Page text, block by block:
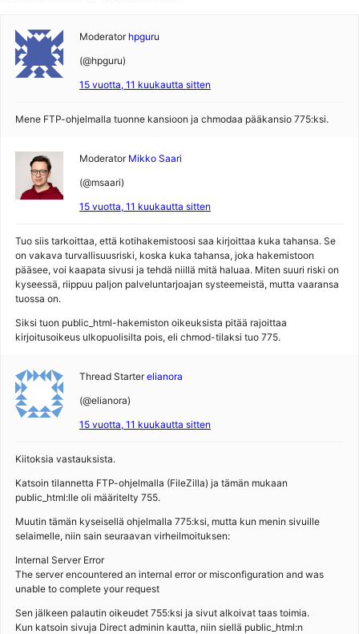
Moderator hpguru
(@hpguru)
15 vuotta, 11 kuukautta sitten
Mene FTP-ohjelmalla tuonne kansioon ja chmodaa pääkansio 775:ksi.
Moderator Mikko Saari
(@msaari)
15 vuotta, 11 kuukautta sitten
Tuo siis tarkoittaa, että kotihakemistoosi saa kirjoittaa kuka tahansa. Se
on vakava turvallisuusriski, koska kuka tahansa, joka hakemistoon
pääsee, voi kaapata sivusi ja tehdä niillä mitä haluaa. Miten suuri riski on
kyseessä, riippuu paljon palveluntarjoajan systeemeistä, mutta vaaransa
tuossa on.
Siksi tuon public_html-hakemiston oikeuksista pitää rajoittaa
kirjoitusoikeus ulkopuolisilta pois, eli chmod-tilaksi tuo 775.
Thread Starter elianora
(@elianora)
15 vuotta, 11 kuukautta sitten
Kiitoksia vastauksista.
Katsoin tilannetta FTP-ohjelmalla (FileZilla) ja tämän mukaan
public_html:lle oli määritelty 755.
Muutin tämän kyseisellä ohjelmalla 775:ksi, mutta kun menin sivuille
selaimelle, niin sain seuraavan virheilmoituksen:
Internal Server Error
The server encountered an internal error or misconfiguration and was
unable to complete your request
Sen jälkeen palautin oikeudet 755:ksi ja sivut alkoivat taas toimia.
Kun katsoin sivuja Direct adminin kautta, niin siellä public_html:n